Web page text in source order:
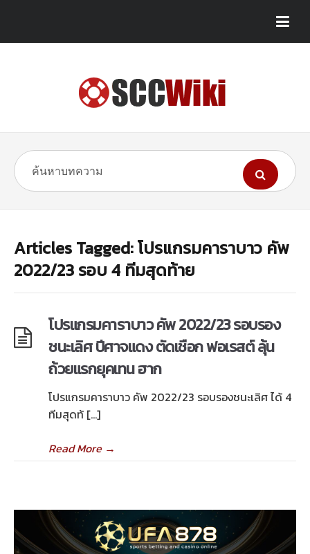
Articles Tagged: โปรแกรมคาราบาว คัพ
2022/23 รอบ 4 ทีมสุดท้าย
โปรแกรมคาราบาว คัพ 2022/23 รอบรอง
ชนะเลิศ ปีศาจแดง ตัดเชือก ฟอเรสต์ ลุ้น
ถ้วยแรกยุคเทน ฮาก
โปรแกรมคาราบาว คัพ 2022/23 รอบรองชนะเลิศ ได้ 4
ทีมสุดท้ […]
Read More→